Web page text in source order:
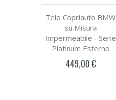
Telo Copriauto BMW
su Misura
Impermeabile - Serie
Platinum Esterno
449,00 €